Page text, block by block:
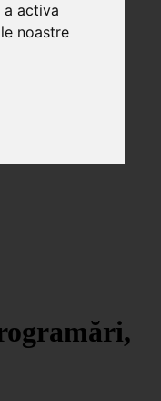
a activa
noastre